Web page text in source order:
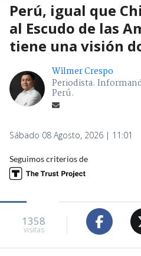
Perú, igual que
al Escudo de las
tiene una visión
Wilmer Crespo
Periodista.
Perú.
Sábado 08 Agosto, 2026 | 11:01
Seguimos criterios de
1358
visitas